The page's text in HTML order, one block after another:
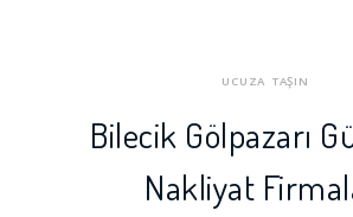
UCUZA TAŞIN
Bilecik Gölpazarı
Nakliyat